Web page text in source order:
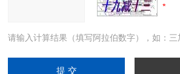
请输入计算结果（填写阿拉伯数字），如：三